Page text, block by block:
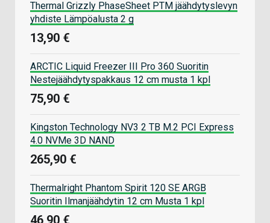
Thermal Grizzly PhaseSheet PTM jäähdytyslevyn
yhdiste Lämpöalusta 2 g
13,90 €
ARCTIC Liquid Freezer III Pro 360 Suoritin
Nestejäähdytyspakkaus 12 cm musta 1 kpl
75,90 €
Kingston Technology NV3 2 TB M.2 PCI Express
4.0 NVMe 3D NAND
265,90 €
Thermalright Phantom Spirit 120 SE ARGB
Suoritin Ilmanjäähdytin 12 cm Musta 1 kpl
46,90 €